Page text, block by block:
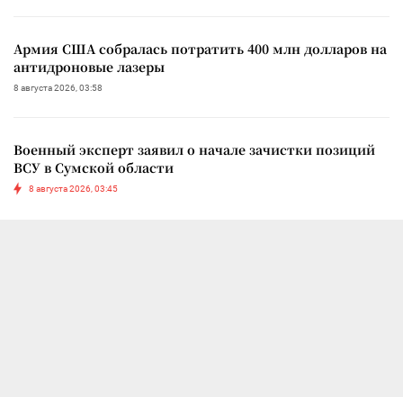
Армия США собралась потратить 400 млн долларов на
антидроновые лазеры
8 августа 2026, 03:58
Военный эксперт заявил о начале зачистки позиций
ВСУ в Сумской области
8 августа 2026, 03:45